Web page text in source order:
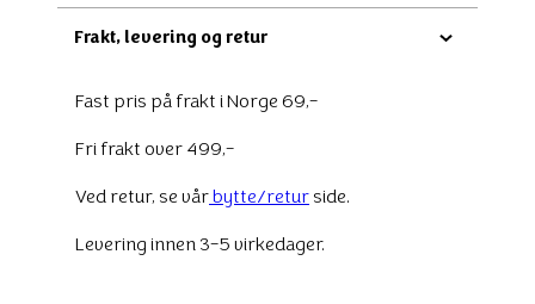
Frakt, levering og retur
Fast pris på frakt i Norge 69,-
Fri frakt over 499,-
Ved retur, se vårbytte/retur side.
Levering innen 3-5 virkedager.